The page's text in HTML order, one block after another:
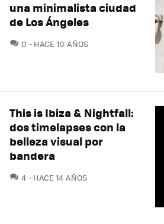
una minimalista ciudad
de Los Ángeles
0 COMENTARIOS
HACE 10 AÑOS
This is Ibiza & Nightfall:
dos timelapses con la
belleza visual por
bandera
4 COMENTARIOS
HACE 14 AÑOS